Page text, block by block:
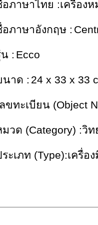
ภาษาไทย :เครื่องห
ภาษาอังกฤษ :
: Ecco
าด : 24 x 33 x 33
ขทะเบียน (Object
วด (Category) :วิ
ะเภท (Type):เครื่